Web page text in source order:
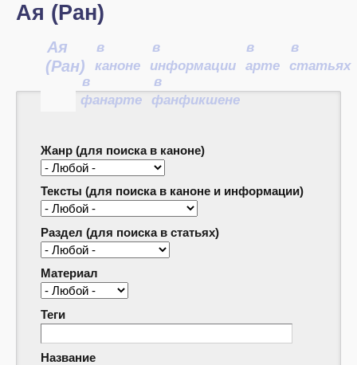
Ая (Ран)
Ая
(Ран)
в
каноне
в
информации
в
арте
в
статьях
в
фанарте
в
фанфикшене
Жанр (для поиска в каноне)
Тексты (для поиска в каноне и информации)
Раздел (для поиска в статьях)
Материал
Теги
Название